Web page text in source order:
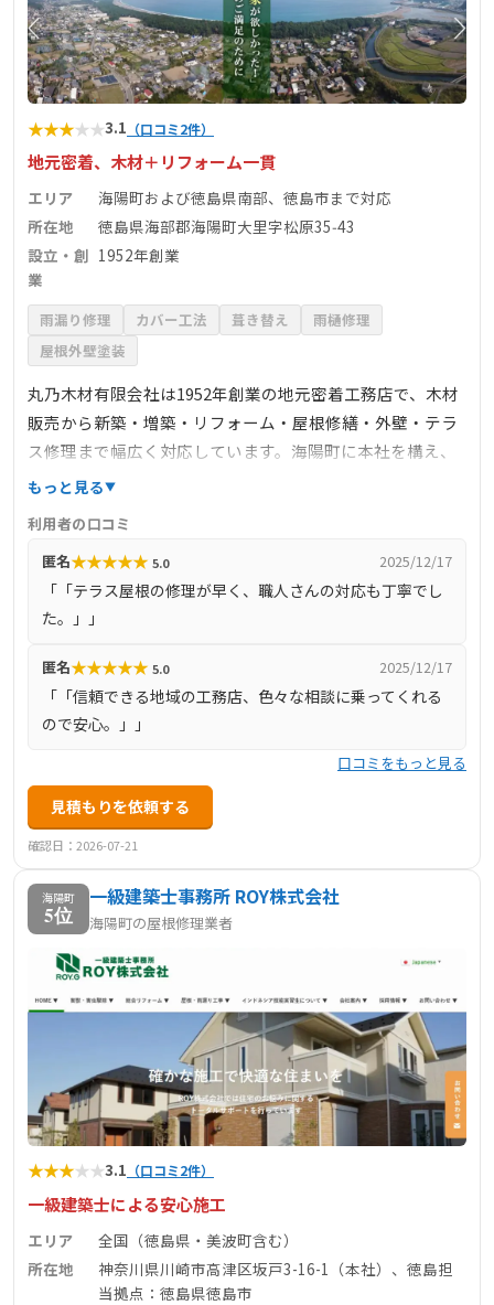
★★★★★3.1 （口コミ2件）
地元密着、木材＋リフォーム一貫
エリア
海陽町および徳島県南部、徳島市まで対応
所在地
徳島県海部郡海陽町大里字松原35‑43
設立・創
業
1952年創業
雨漏り修理 カバー工法 葺き替え
雨樋修理
屋根外壁塗装
丸乃木材有限会社は1952年創業の地元密着工務店で、木材
販売から新築・増築・リフォーム・屋根修繕・外壁・テラ
ス修理まで幅広く対応しています。海陽町に本社を構え、
住宅から宿泊コテージ、不動産仲介まで取り扱うワンスト
ど複数掲載されており、台風や経年劣化によるポリカ屋根
交換など実績多数。現地調査や相談は無料で、連絡により
迅速対応が可能です。地元を熟知した職人が細やかに対応
する安心感が特徴の企業です。
もっと見る
利用者の口コミ
匿名★★★★★ 5.0 2025/12/17
「「テラス屋根の修理が早く、職人さんの対応も丁寧でし
た。」」
匿名★★★★★ 5.0 2025/12/17
「「信頼できる地域の工務店、色々な相談に乗ってくれる
ので安心。」」
口コミをもっと見る
見積もりを依頼する
確認日：2026-07-21
海陽町
5位
一級建築士事務所 ROY株式会社
海陽町の屋根修理業者
★★★★★3.1 （口コミ2件）
一級建築士による安心施工
エリア
全国（徳島県・美波町含む）
所在地
神奈川県川崎市高津区坂戸3-16-1（本社）、徳島担
当拠点：徳島県徳島市